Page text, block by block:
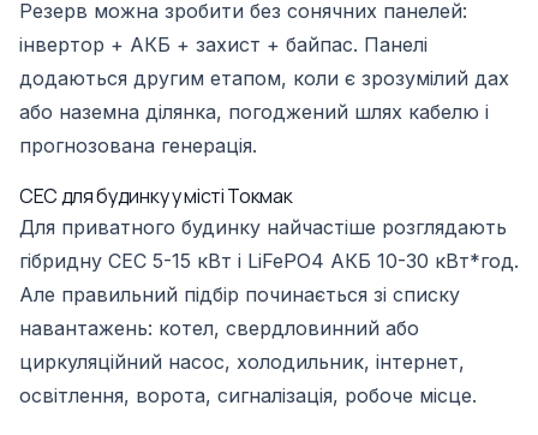
Резерв можна зробити без сонячних панелей:
інвертор + АКБ + захист + байпас. Панелі
додаються другим етапом, коли є зрозумілий дах
або наземна ділянка, погоджений шлях кабелю і
прогнозована генерація.
СЕС для будинку у місті Токмак
Для приватного будинку найчастіше розглядають
гібридну СЕС 5-15 кВт і LiFePO4 АКБ 10-30 кВт*год.
Але правильний підбір починається зі списку
навантажень: котел, свердловинний або
циркуляційний насос, холодильник, інтернет,
освітлення, ворота, сигналізація, робоче місце.